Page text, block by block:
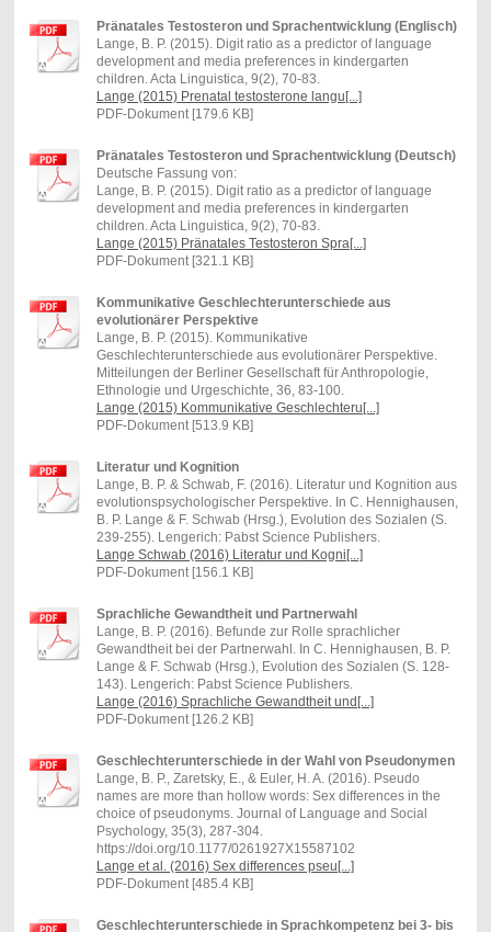
Pränatales Testosteron und Sprachentwicklung (Englisch)
Lange, B. P. (2015). Digit ratio as a predictor of language
development and media preferences in kindergarten
children. Acta Linguistica, 9(2), 70-83.
Lange (2015) Prenatal testosterone langu[...]
PDF-Dokument [179.6 KB]
Pränatales Testosteron und Sprachentwicklung (Deutsch)
Deutsche Fassung von:
Lange, B. P. (2015). Digit ratio as a predictor of language
development and media preferences in kindergarten
children. Acta Linguistica, 9(2), 70-83.
Lange (2015) Pränatales Testosteron Spra[...]
PDF-Dokument [321.1 KB]
Kommunikative Geschlechterunterschiede aus
evolutionärer Perspektive
Lange, B. P. (2015). Kommunikative
Geschlechterunterschiede aus evolutionärer Perspektive.
Mitteilungen der Berliner Gesellschaft für Anthropologie,
Ethnologie und Urgeschichte, 36, 83-100.
Lange (2015) Kommunikative Geschlechteru[...]
PDF-Dokument [513.9 KB]
Literatur und Kognition
Lange, B. P. & Schwab, F. (2016). Literatur und Kognition aus
evolutionspsychologischer Perspektive. In C. Hennighausen,
B. P. Lange & F. Schwab (Hrsg.), Evolution des Sozialen (S.
239-255). Lengerich: Pabst Science Publishers.
Lange Schwab (2016) Literatur und Kogni[...]
PDF-Dokument [156.1 KB]
Sprachliche Gewandtheit und Partnerwahl
Lange, B. P. (2016). Befunde zur Rolle sprachlicher
Gewandtheit bei der Partnerwahl. In C. Hennighausen, B. P.
Lange & F. Schwab (Hrsg.), Evolution des Sozialen (S. 128-
143). Lengerich: Pabst Science Publishers.
Lange (2016) Sprachliche Gewandtheit und[...]
PDF-Dokument [126.2 KB]
Geschlechterunterschiede in der Wahl von Pseudonymen
Lange, B. P., Zaretsky, E., & Euler, H. A. (2016). Pseudo
names are more than hollow words: Sex differences in the
choice of pseudonyms. Journal of Language and Social
Psychology, 35(3), 287-304.
https://doi.org/10.1177/0261927X15587102
Lange et al. (2016) Sex differences pseu[...]
PDF-Dokument [485.4 KB]
Geschlechterunterschiede in Sprachkompetenz bei 3- bis